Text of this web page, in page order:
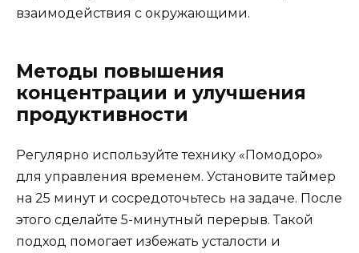
взаимодействия с окружающими.
Методы повышения
концентрации и улучшения
продуктивности
Регулярно используйте технику «Помодоро»
для управления временем. Установите таймер
на 25 минут и сосредоточьтесь на задаче. После
этого сделайте 5-минутный перерыв. Такой
подход помогает избежать усталости и